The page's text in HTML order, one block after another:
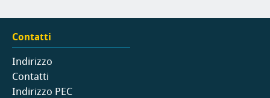
Contatti
Indirizzo
Contatti
Indirizzo PEC